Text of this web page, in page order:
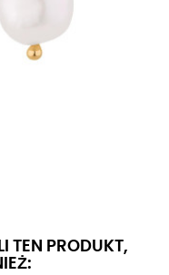
TEN PRODUKT,